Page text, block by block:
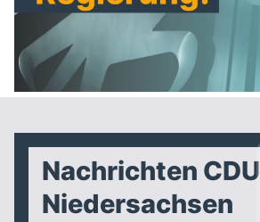
Nachrichten CDU
Niedersachsen